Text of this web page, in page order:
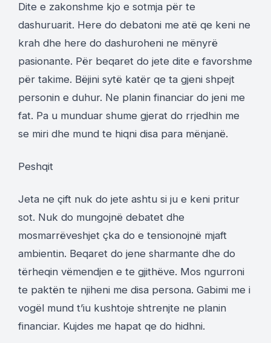
Dite e zakonshme kjo e sotmja për te
dashuruarit. Here do debatoni me atë qe keni ne
krah dhe here do dashuroheni ne mënyrë
pasionante. Për beqaret do jete dite e favorshme
për takime. Bëjini sytë katër qe ta gjeni shpejt
personin e duhur. Ne planin financiar do jeni me
fat. Pa u munduar shume gjerat do rrjedhin me
se miri dhe mund te hiqni disa para mënjanë.
Peshqit
Jeta ne çift nuk do jete ashtu si ju e keni pritur
sot. Nuk do mungojnë debatet dhe
mosmarrëveshjet çka do e tensionojnë mjaft
ambientin. Beqaret do jene sharmante dhe do
tërheqin vëmendjen e te gjithëve. Mos ngurroni
te paktën te njiheni me disa persona. Gabimi me i
vogël mund t’iu kushtoje shtrenjte ne planin
financiar. Kujdes me hapat qe do hidhni.